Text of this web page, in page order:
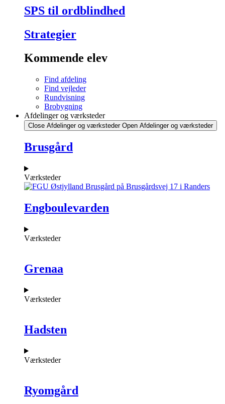
SPS til ordblindhed
Strategier
Kommende elev
Find afdeling
Find vejleder
Rundvisning
Brobygning
Afdelinger og værksteder
Close Afdelinger og værksteder Open Afdelinger og værksteder
Brusgård
Værksteder
Engboulevarden
Værksteder
Grenaa
Værksteder
Hadsten
Værksteder
Ryomgård